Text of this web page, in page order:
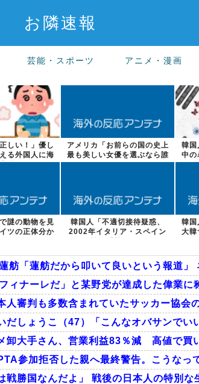
お隣速報
芸能・スポーツ アニメ・漫画
しい！」優し
る外国人に海
騒ぎ
アメリカ「お前らの国の史上
最も美しい女優を選ぶなら誰
になる？」
韓国
中の
謎の動物を見
ツの正体分か
韓国人「不適切接待疑惑、
2002年イタリア・スペイン
韓国
大韓
舫「蓮舫だから叩いて良いという報道
ィナーレだ」と某野党が達成した偉業
人審判も多数含まれていたサッカー協
だしょうこ（47）「こんなオバサンでい
卸大手さん、営業利益83％減 高値で買
参加拒否した親へ最終警告。こうなっ
戦勝国なんだよ」 戦後の日本人の特別な